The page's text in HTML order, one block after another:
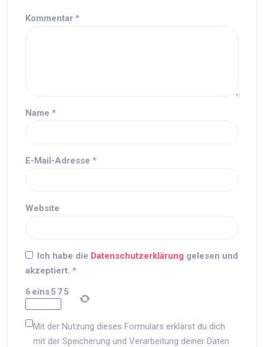
Kommentar *
Name *
E-Mail-Adresse *
Website
Ich habe die Datenschutzerklärung gelesen und
akzeptiert. *
6 eins5 75
Mit der Nutzung dieses Formulars erklärst du dich
mit der Speicherung und Verarbeitung deiner Daten